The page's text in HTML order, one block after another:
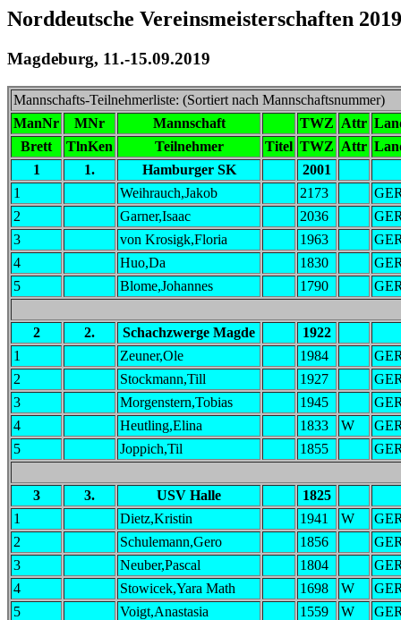
Norddeutsche Vereinsmeisterschaften
Magdeburg, 11.-15.09.2019
Mannschafts-Teilnehmerliste: (Sortiert nach Mannschaftsnummer)
ManNr
MNr Mannschaft TWZ Attr
Brett
TlnKen Teilnehmer Titel TWZ Attr
1
1. Hamburger SK
2001
1
Weihrauch,Jakob 2173
2
Garner,Isaac 2036
3
von Krosigk,Floria 1963
4
Huo,Da 1830
5
Blome,Johannes 1790
2 2. Schachzwerge Magde
1922
1
Zeuner,Ole 1984
2
Stockmann,Till 1927
3
Morgenstern,Tobias 1945
4
Heutling,Elina 1833 W
5
Joppich,Til 1855
3 3. USV Halle
1825
1
Dietz,Kristin 1941 W
2
Schulemann,Gero 1856
3
Neuber,Pascal 1804
4
Stowicek,Yara Math 1698 W
5
Voigt,Anastasia 1559 W